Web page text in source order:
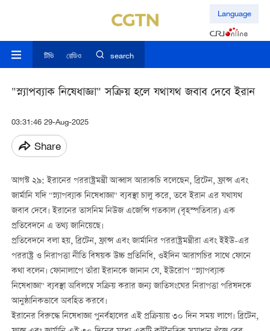
Language
টিভি রেডিও search
"স্ন্যাপব্যাক নিষেধাজ্ঞা" সক্রিয় হলে যথাযথ জবাব দেবে ইরান
03:31:46 29-Aug-2025
Share
আগস্ট ২৯: ইরানের পররাষ্ট্রমন্ত্রী আব্বাস আরাকচি বলেছেন, ব্রিটেন, ফ্রান্স এবং
জার্মানি যদি "স্ন্যাপব্যাক নিষেধাজ্ঞা" ব্যবস্থা চালু করে, তবে ইরান এর যথাযথ
জবাব দেবে। ইরানের তাসনিম নিউজ এজেন্সি গতকাল (বৃহস্পতিবার) এক
প্রতিবেদনে এ তথ্য জানিয়েছে।
প্রতিবেদনে বলা হয়, ব্রিটেন, ফ্রান্স এবং জার্মানির পররাষ্ট্রমন্ত্রীরা এবং ইইউ-এর
পররাষ্ট্র ও নিরাপত্তা নীতি বিষয়ক উচ্চ প্রতিনিধি, ওইদিন আরাগচির সাথে ফোনে
কথা বলেন। ফোনালাপে তাঁরা ইরানকে জানান যে, ইউরোপ "স্ন্যাপব্যাক
নিষেধাজ্ঞা" ব্যবস্থা অবিলম্বে সক্রিয় করার জন্য জাতিসংঘের নিরাপত্তা পরিষদকে
আনুষ্ঠানিকভাবে অবহিত করবে।
ইরানের বিরুদ্ধে নিষেধাজ্ঞা পুনর্বহালের এই প্রক্রিয়ায় ৩০ দিন সময় লাগে। ব্রিটেন,